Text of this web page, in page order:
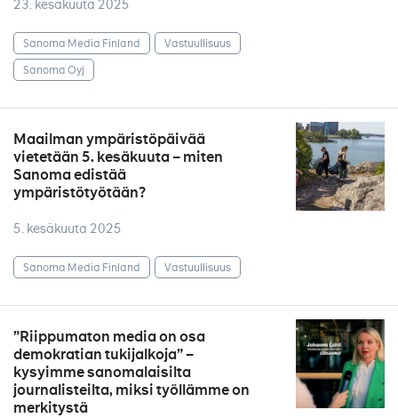
23. kesäkuuta 2025
Sanoma Media Finland
Vastuullisuus
Sanoma Oyj
Maailman ympäristöpäivää
vietetään 5. kesäkuuta – miten
Sanoma edistää
ympäristötyötään?
5. kesäkuuta 2025
Sanoma Media Finland Vastuullisuus
”Riippumaton media on osa
demokratian tukijalkoja” –
kysyimme sanomalaisilta
journalisteilta, miksi työllämme on
merkitystä